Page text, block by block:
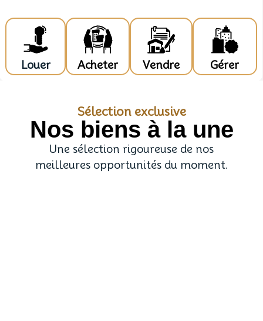
Louer Acheter Vendre Gérer
Sélection exclusive
Nos biens à la une
Une sélection rigoureuse de nos
meilleures opportunités du moment.